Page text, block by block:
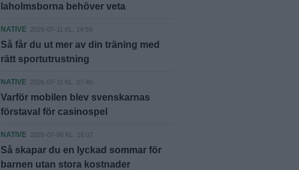
laholmsborna behöver veta
NATIVE 2026-07-11 KL. 14:59
Så får du ut mer av din träning med
rätt sportutrustning
NATIVE 2026-07-11 KL. 07:40
Varför mobilen blev svenskarnas
förstaval för casinospel
NATIVE 2026-07-06 KL. 16:07
Så skapar du en lyckad sommar för
barnen utan stora kostnader